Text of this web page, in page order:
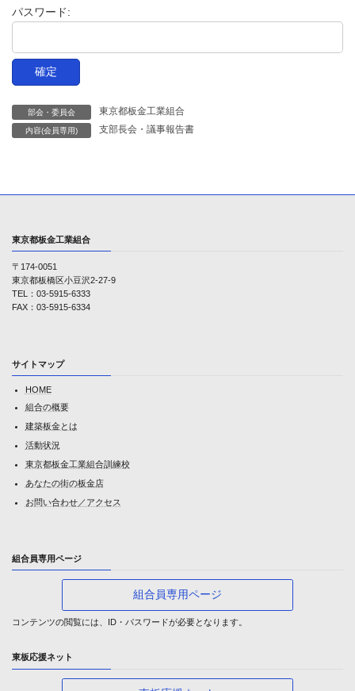
パスワード:
部会・委員会 東京都板金工業組合
内容(会員専用) 支部長会・議事報告書
東京都板金工業組合
〒174-0051
東京都板橋区小豆沢2-27-9
TEL：03-5915-6333
FAX：03-5915-6334
サイトマップ
HOME
組合の概要
建築板金とは
活動状況
東京都板金工業組合訓練校
あなたの街の板金店
お問い合わせ／アクセス
組合員専用ページ
組合員専用ページ
コンテンツの閲覧には、ID・パスワードが必要となります。
東板応援ネット